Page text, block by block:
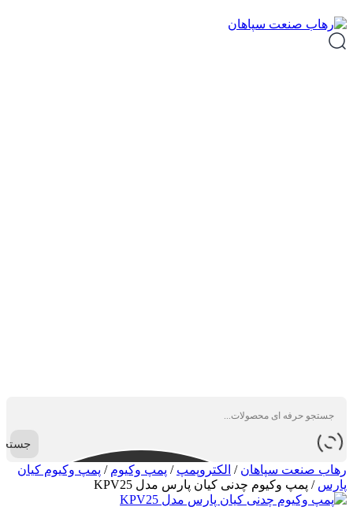
رهاب صنعت سپاهان / الکتروپمپ / پمپ وکیوم / پمپ وکیوم کیان
پارس / پمپ وکیوم چدنی کیان پارس مدل KPV25